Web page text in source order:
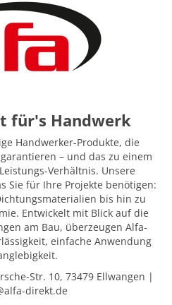
für's Handwerk
Handwerker-Produkte, die
– und das zu einem
Verhältnis. Unsere
Sie für Ihre Projekte benötigen:
bis hin zu
Entwickelt mit Blick auf die
am Bau, überzeugen Alfa-
einfache Anwendung
Str. 10, 73479 Ellwangen |
direkt.de